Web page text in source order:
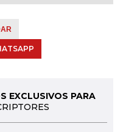
EXCLUSIVOS PARA